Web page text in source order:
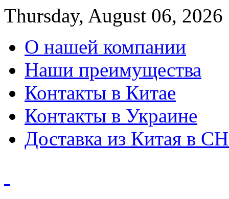
Thursday, August 06, 2026
О нашей компании
Наши преимущества
Контакты в Китае
Контакты в Украине
Доставка из Китая в